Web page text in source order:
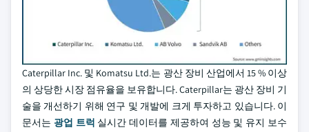
Caterpillar Inc. 및 Komatsu Ltd.는 광산 장비 산업에서 15 % 이상
의 상당한 시장 점유율을 보유합니다. Caterpillar는 광산 장비 기
술을 개선하기 위해 연구 및 개발에 크게 투자하고 있습니다. 이
문서는 광업 트럭 실시간 데이터를 제공하여 성능 및 유지 보수